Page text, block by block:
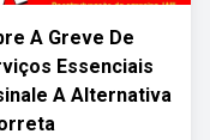
A Greve De
Essenciais
A Alternativa